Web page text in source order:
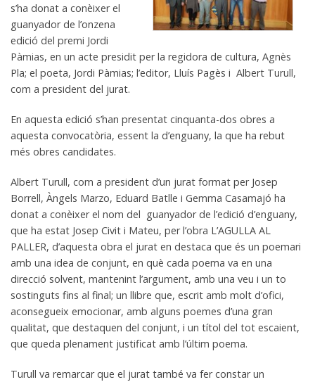
s’ha donat a conèixer el
guanyador de l’onzena
edició del premi Jordi
Pàmias, en un acte presidit per la regidora de cultura, Agnès
Pla; el poeta, Jordi Pàmias; l’editor, Lluís Pagès i Albert Turull,
com a president del jurat.
En aquesta edició s’han presentat cinquanta-dos obres a
aquesta convocatòria, essent la d’enguany, la que ha rebut
més obres candidates.
Albert Turull, com a president d’un jurat format per Josep
Borrell, Àngels Marzo, Eduard Batlle i Gemma Casamajó ha
donat a conèixer el nom del guanyador de l’edició d’enguany,
que ha estat Josep Civit i Mateu, per l’obra L’AGULLA AL
PALLER, d’aquesta obra el jurat en destaca que és un poemari
amb una idea de conjunt, en què cada poema va en una
direcció solvent, mantenint l’argument, amb una veu i un to
sostinguts fins al final; un llibre que, escrit amb molt d’ofici,
aconsegueix emocionar, amb alguns poemes d’una gran
qualitat, que destaquen del conjunt, i un títol del tot escaient,
que queda plenament justificat amb l’últim poema.
Turull va remarcar que el jurat també va fer constar un